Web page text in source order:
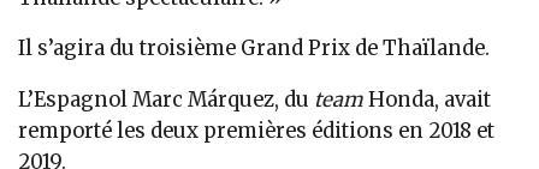
Il s’agira du troisième Grand Prix de Thaïlande.
L’Espagnol Marc Márquez, du teamHonda, avait
remporté les deux premières éditions en 2018 et
2019.